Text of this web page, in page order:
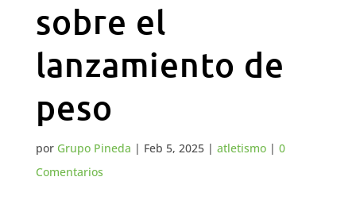
sobre el
lanzamiento de
peso
por Grupo Pineda | Feb 5, 2025| atletismo| 0
Comentarios